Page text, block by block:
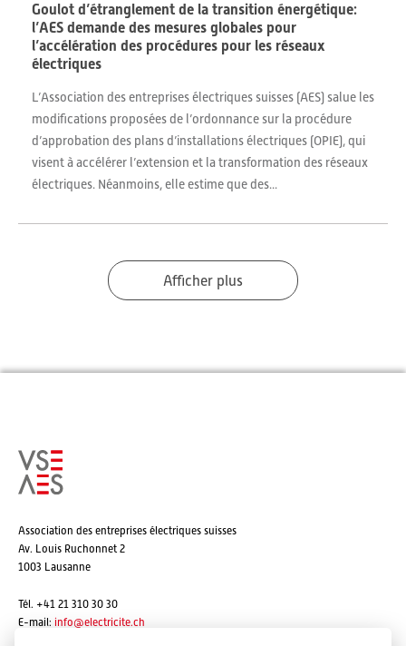
Goulot d’étranglement de la transition énergétique:
l’AES demande des mesures globales pour
l’accélération des procédures pour les réseaux
électriques
L’Association des entreprises électriques suisses (AES) salue les
modifications proposées de l’ordonnance sur la procédure
d’approbation des plans d’installations électriques (OPIE), qui
visent à accélérer l’extension et la transformation des réseaux
électriques. Néanmoins, elle estime que des...
Afficher plus
Association des entreprises électriques suisses
Av. Louis Ruchonnet 2
1003 Lausanne
Tél. +41 21 310 30 30
E-mail: info@electricite.ch